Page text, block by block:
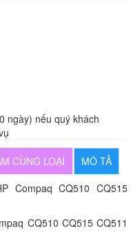
ngày) nếu quý khách
MÔ TẢ
CÙNG LOẠI
Compaq CQ510 CQ515
CQ510 CQ515 CQ511